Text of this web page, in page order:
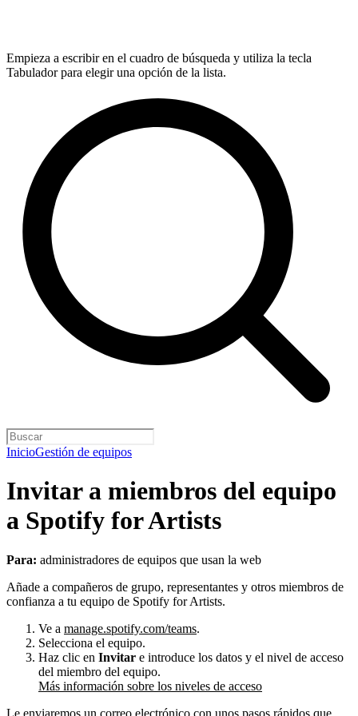
Empieza a escribir en el cuadro de búsqueda y utiliza la tecla
Tabulador para elegir una opción de la lista.
InicioGestión de equipos
Invitar a miembros del equipo
a Spotify for Artists
Para: administradores de equipos que usan la web
Añade a compañeros de grupo, representantes y otros miembros de
confianza a tu equipo de Spotify for Artists.
Ve a manage.spotify.com/teams.
Selecciona el equipo.
Haz clic en Invitar e introduce los datos y el nivel de acceso
del miembro del equipo.
Más información sobre los niveles de acceso
Le enviaremos un correo electrónico con unos pasos rápidos que